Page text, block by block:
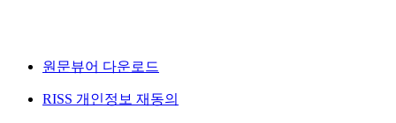
원문뷰어 다운로드
RISS 개인정보 재동의